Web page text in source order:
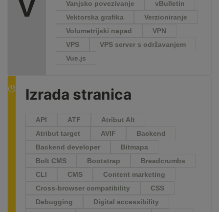
Vanjsko povezivanje
vBulletin
Vektorska grafika
Verzioniranje
Volumetrijski napad
VPN
VPS
VPS server s održavanjem
Vue.js
Izrada stranica
API ATF
Atribut Alt
Atribut target
AVIF
Backend
Backend developer
Bitmapa
Bolt CMS
Bootstrap
Breadcrumbs
CLI
CMS
Content marketing
Cross-browser compatibility
CSS
Debugging
Digital accessibility